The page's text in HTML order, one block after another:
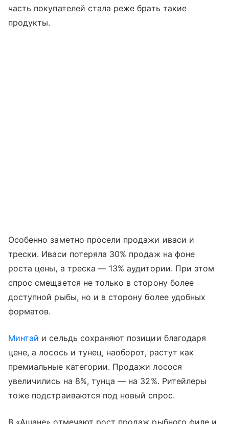
часть покупателей стала реже брать такие
продукты.
Особенно заметно просели продажи иваси и
трески. Иваси потеряла 30% продаж на фоне
роста цены, а треска — 13% аудитории. При этом
спрос смещается не только в сторону более
доступной рыбы, но и в сторону более удобных
форматов.
Минтай и сельдь сохраняют позиции благодаря
цене, а лосось и тунец, наоборот, растут как
премиальные категории. Продажи лосося
увеличились на 8%, тунца — на 32%. Ритейлеры
тоже подстраиваются под новый спрос.